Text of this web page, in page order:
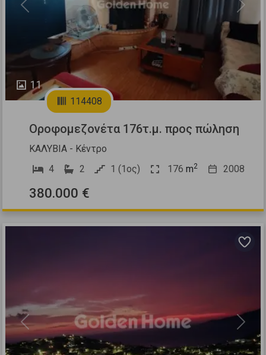
11
Previous Next
114408
Οροφομεζονέτα 176τ.μ. προς πώληση
ΚΑΛΥΒΙΑ - Κέντρο
4
2 1 (1ος) 176 m2 2008
380.000 €
Previous Next